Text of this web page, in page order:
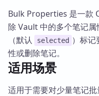
Bulk Properties 是一款
除 Vault 中的多个笔记
（默认
selected ）标
性或删除笔记。
适用场景
适用于需要对少量笔记